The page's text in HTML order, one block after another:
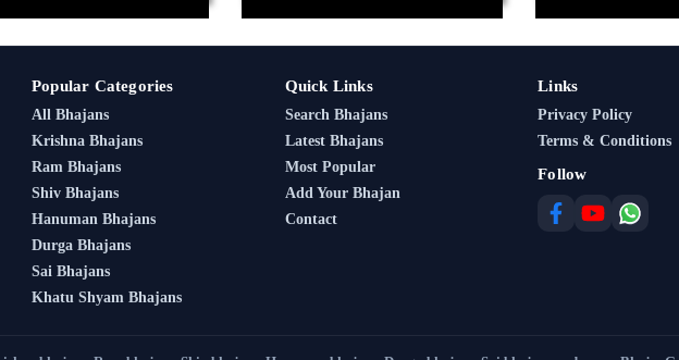
Popular Categories
All Bhajans
Krishna Bhajans
Ram Bhajans
Shiv Bhajans
Hanuman Bhajans
Durga Bhajans
Sai Bhajans
Khatu Shyam Bhajans
Quick Links
Search Bhajans
Latest Bhajans
Most Popular
Add Your Bhajan
Contact
Links
Privacy Policy
Terms & Conditions
Follow